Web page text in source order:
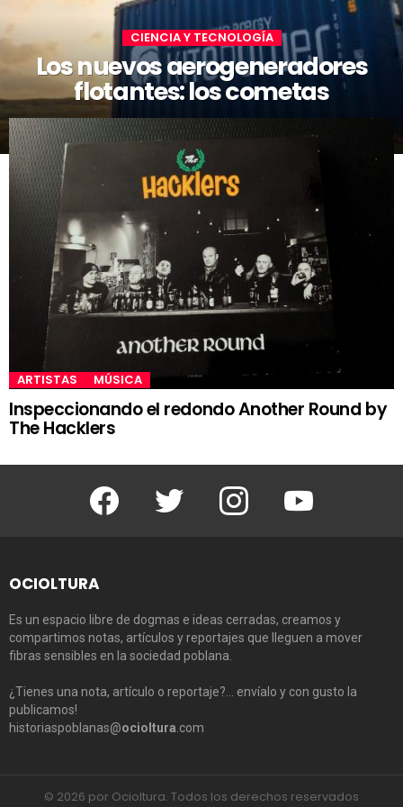
CIENCIA Y TECNOLOGÍA
Los nuevos aerogeneradores
flotantes: los cometas
ARTISTAS MÚSICA
Inspeccionando el redondo Another Round by
The Hacklers
Facebook Twitter Instagram
OCIOLTURA
Es un espacio libre de dogmas e ideas cerradas, creamos y
compartimos notas, artículos y reportajes que lleguen a mover
fibras sensibles en la sociedad poblana.
¿Tienes una nota, artículo o reportaje?… envíalo y con gusto la
publicamos!
historiaspoblanas@ocioltura .com
© 2026 por Ocioltura. Todos los derechos reservados